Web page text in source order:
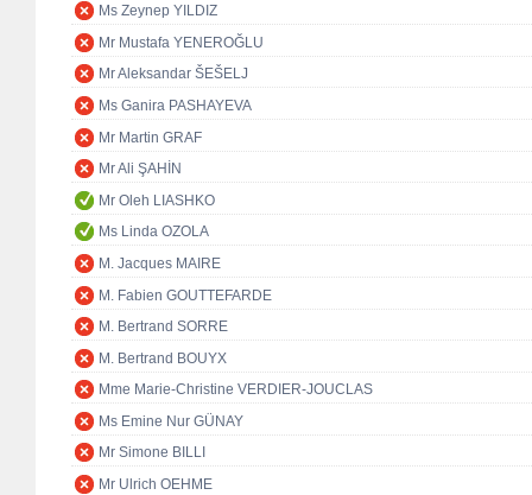
Ms Zeynep YILDIZ
Mr Mustafa YENEROĞLU
Mr Aleksandar ŠEŠELJ
Ms Ganira PASHAYEVA
Mr Martin GRAF
Mr Ali ŞAHİN
Mr Oleh LIASHKO
Ms Linda OZOLA
M. Jacques MAIRE
M. Fabien GOUTTEFARDE
M. Bertrand SORRE
M. Bertrand BOUYX
Mme Marie-Christine VERDIER-JOUCLAS
Ms Emine Nur GÜNAY
Mr Simone BILLI
Mr Ulrich OEHME